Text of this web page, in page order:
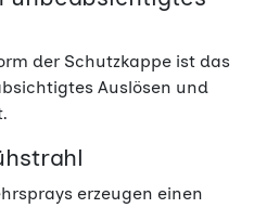
der Schutzkappe ist das
Auslösen und
erzeugen einen